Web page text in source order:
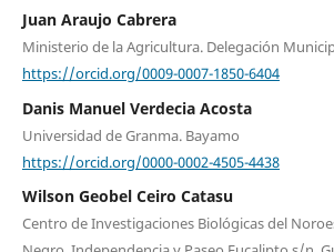
Juan Araujo Cabrera
Ministerio de la Agricultura. Delegación
https://orcid.org/0009-0007-1850-6404
Danis Manuel Verdecia Acosta
Universidad de Granma. Bayamo
https://orcid.org/0000-0002-4505-4438
Wilson Geobel Ceiro Catasu
Centro de Investigaciones Biológicas del